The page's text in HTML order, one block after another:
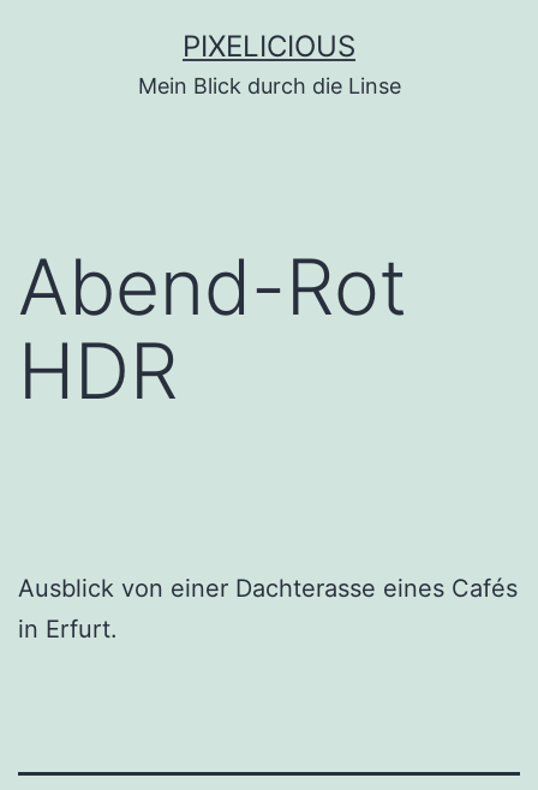
PIXELICIOUS
Mein Blick durch die Linse
Abend-Rot
HDR
Ausblick von einer Dachterasse eines Cafés
in Erfurt.